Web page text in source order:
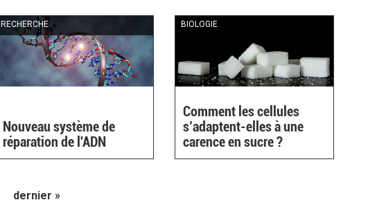
RECHERCHE
Nouveau système de
réparation de l'ADN
BIOLOGIE
Comment les cellules
s’adaptent-elles à une
carence en sucre ?
dernier »